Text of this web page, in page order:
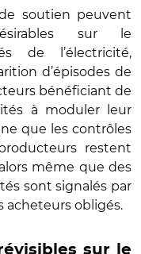
soutien peuvent
sur le
de l’électricité,
d’épisodes de
bénéficiant de
à moduler leur
que les contrôles
restent
même que des
sont signalés par
acheteurs obligés.
sur le